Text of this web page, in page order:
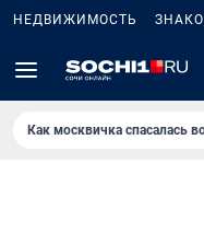
НЕДВИЖИМОСТЬ
Как москвичка спасалась